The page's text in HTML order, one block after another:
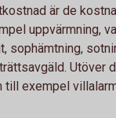
är de
uppvärmning,
sophämtning,
Utöver
till exempel